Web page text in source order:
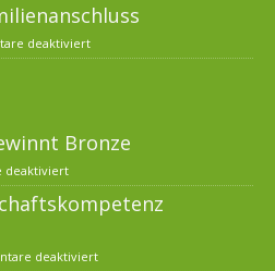
deaktiviert
Bronze
deaktiviert
deaktiviert